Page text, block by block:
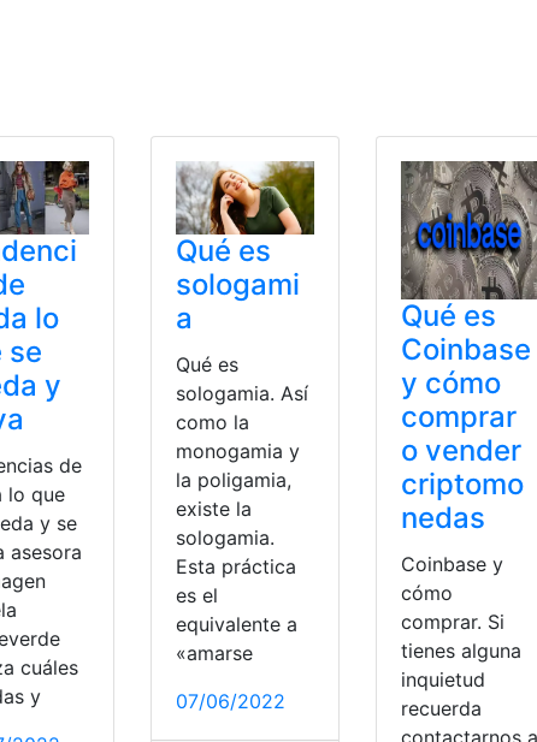
lo
se
y
de
lo que
y se
asesora
cuáles
y
Qué es
sologami
a
Qué es
sologamia. Así
como la
monogamia y
la poligamia,
existe la
sologamia.
Esta práctica
es el
equivalente a
«amarse
07/06/2022
Qué es
Coinbase
y cómo
comprar
o vender
criptomo
nedas
Coinbase y
cómo
comprar. Si
tienes alguna
inquietud
recuerda
contactarnos a